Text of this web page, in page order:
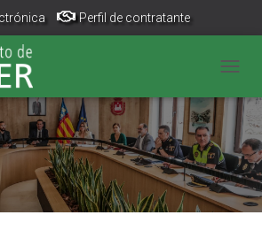
Perfil de contratante
Canal de denuncias